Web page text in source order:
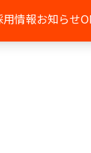
用情報お知らせ